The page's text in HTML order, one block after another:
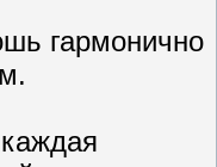
гармонично